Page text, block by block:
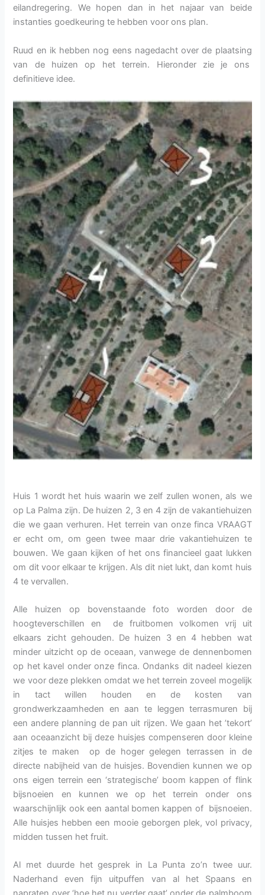
eilandregering. We hopen dan in het najaar van beide
instanties goedkeuring te hebben voor ons plan.
Ruud en ik hebben nog eens nagedacht over de plaatsing
van de huizen op het terrein. Hieronder zie je ons
definitieve idee.
Huis 1 wordt het huis waarin we zelf zullen wonen, als we
op La Palma zijn. De huizen 2, 3 en 4 zijn de vakantiehuizen
die we gaan verhuren. Het terrein van onze finca VRAAGT
er echt om, om geen twee maar drie vakantiehuizen te
bouwen. We gaan kijken of het ons financieel gaat lukken
om dit voor elkaar te krijgen. Als dit niet lukt, dan komt huis
4 te vervallen.
Alle huizen op bovenstaande foto worden door de
hoogteverschillen en de fruitbomen volkomen vrij uit
elkaars zicht gehouden. De huizen 3 en 4 hebben wat
minder uitzicht op de oceaan, vanwege de dennenbomen
op het kavel onder onze finca. Ondanks dit nadeel kiezen
we voor deze plekken omdat we het terrein zoveel mogelijk
in tact willen houden en de kosten van
grondwerkzaamheden en aan te leggen terrasmuren bij
een andere planning de pan uit rijzen. We gaan het ’tekort’
aan oceaanzicht bij deze huisjes compenseren door kleine
zitjes te maken op de hoger gelegen terrassen in de
directe nabijheid van de huisjes. Bovendien kunnen we op
ons eigen terrein een ‘strategische’ boom kappen of flink
bijsnoeien en kunnen we op het terrein onder ons
waarschijnlijk ook een aantal bomen kappen of bijsnoeien.
Alle huisjes hebben een mooie geborgen plek, vol privacy,
midden tussen het fruit.
Al met duurde het gesprek in La Punta zo’n twee uur.
Naderhand even fijn uitpuffen van al het Spaans en